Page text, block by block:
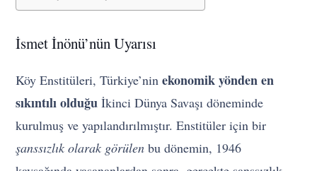
İsmet İnönü’nün Uyarısı
Köy Enstitüleri, Türkiye’ninekonomik yönden en
sıkıntılı olduğu İkinci Dünya Savaşı döneminde
kurulmuş ve yapılandırılmıştır. Enstitüler için bir
şanssızlık olarak görülen bu dönemin, 1946